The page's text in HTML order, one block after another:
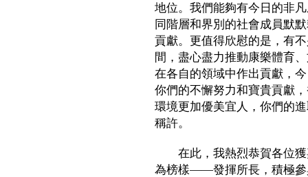
地位。我們能夠有今日的非
同階層和界別的社會成員默
貢獻。更值得欣慰的是，有
間，盡心盡力推動康樂體育
在各自的領域中作出貢獻，
你們的不懈努力和寶貴貢獻
環境更加優美宜人，你們的
稱許。
在此，我熱烈恭賀各位獲
為榜樣——發揮所長，積極參